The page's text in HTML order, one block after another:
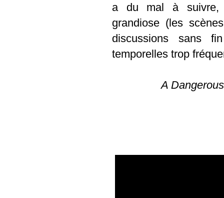
a du mal à suivre,
grandiose (les
discussions sans
temporelles trop
A